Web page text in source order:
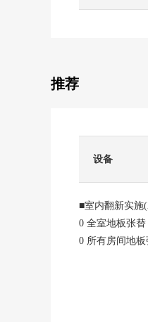
推荐
设备
■室内翻新实
0 全室地板张替
0 所有房间地板